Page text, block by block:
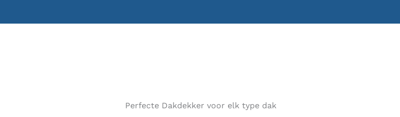
Perfecte Dakdekker voor elk type dak